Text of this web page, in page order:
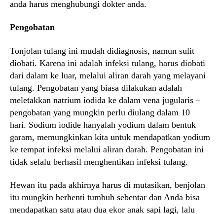
anda harus menghubungi dokter anda.
Pengobatan
Tonjolan tulang ini mudah didiagnosis, namun sulit
diobati. Karena ini adalah infeksi tulang, harus diobati
dari dalam ke luar, melalui aliran darah yang melayani
tulang. Pengobatan yang biasa dilakukan adalah
meletakkan natrium iodida ke dalam vena jugularis –
pengobatan yang mungkin perlu diulang dalam 10
hari. Sodium iodide hanyalah yodium dalam bentuk
garam, memungkinkan kita untuk mendapatkan yodium
ke tempat infeksi melalui aliran darah. Pengobatan ini
tidak selalu berhasil menghentikan infeksi tulang.
Hewan itu pada akhirnya harus di mutasikan, benjolan
itu mungkin berhenti tumbuh sebentar dan Anda bisa
mendapatkan satu atau dua ekor anak sapi lagi, lalu